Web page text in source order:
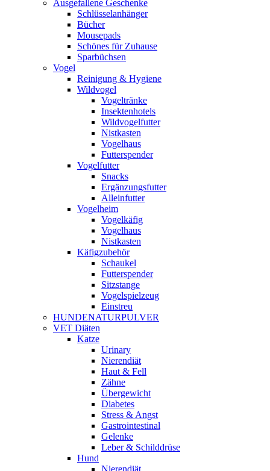
Ausgefallene Geschenke
Schlüsselanhänger
Bücher
Mousepads
Schönes für Zuhause
Sparbüchsen
Vogel
Reinigung & Hygiene
Wildvogel
Vogeltränke
Insektenhotels
Wildvogelfutter
Nistkasten
Vogelhaus
Futterspender
Vogelfutter
Snacks
Ergänzungsfutter
Alleinfutter
Vogelheim
Vogelkäfig
Vogelhaus
Nistkasten
Käfigzubehör
Schaukel
Futterspender
Sitzstange
Vogelspielzeug
Einstreu
HUNDENATURPULVER
VET Diäten
Katze
Urinary
Nierendiät
Haut & Fell
Zähne
Übergewicht
Diabetes
Stress & Angst
Gastrointestinal
Gelenke
Leber & Schilddrüse
Hund
Nierendiät